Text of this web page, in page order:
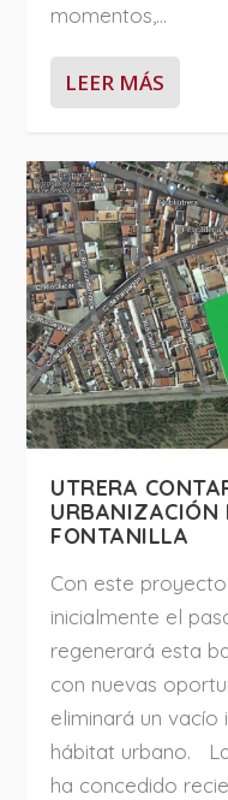
momentos,...
LEER MÁS
UTRERA
URBANIZACIÓN
FONTANILLA
Con este
inicialmente el
regenerará esta
con nuevas
eliminará un
hábitat urbano.
ha concedido